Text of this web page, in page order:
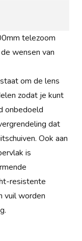
telezoom
wensen van
om de lens
zodat je kunt
onbedoeld
dat
Ook aan
is
resistente
vuil worden